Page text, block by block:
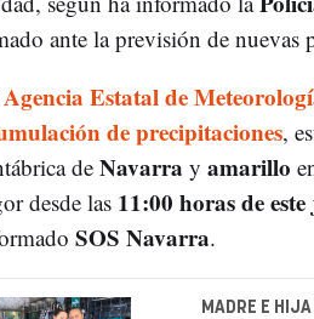
ante la previsión de nuevas
Agencia Estatal de
de precipitaciones,
de Navarra y amarillo
desde las 11:00 horas de este
SOS Navarra.
MADRE E